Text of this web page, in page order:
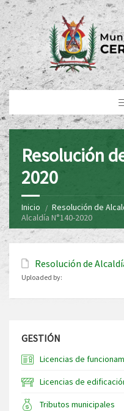
Resolución
2020
Inicio Resolución de
Alcaldía N°140-2020
Resolución de
Uploaded by:
GESTIÓN
Licencias de
Licencias de
Tributos municipales